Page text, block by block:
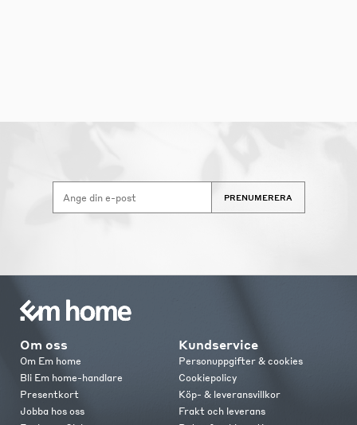
PRENUMERERA
Om oss
Om Em home
Bli Em home-handlare
Presentkort
Jobba hos oss
Kundservice
Personuppgifter & cookies
Cookiepolicy
Köp- & leveransvillkor
Frakt och leverans